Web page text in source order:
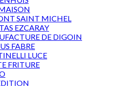
SAINT MICHEL
EZCARAY
DE DIGOIN
FABRE
LUCE
FRITURE